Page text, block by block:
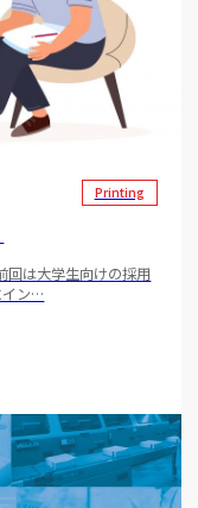
Printing
回は大学生向けの採用
イン…